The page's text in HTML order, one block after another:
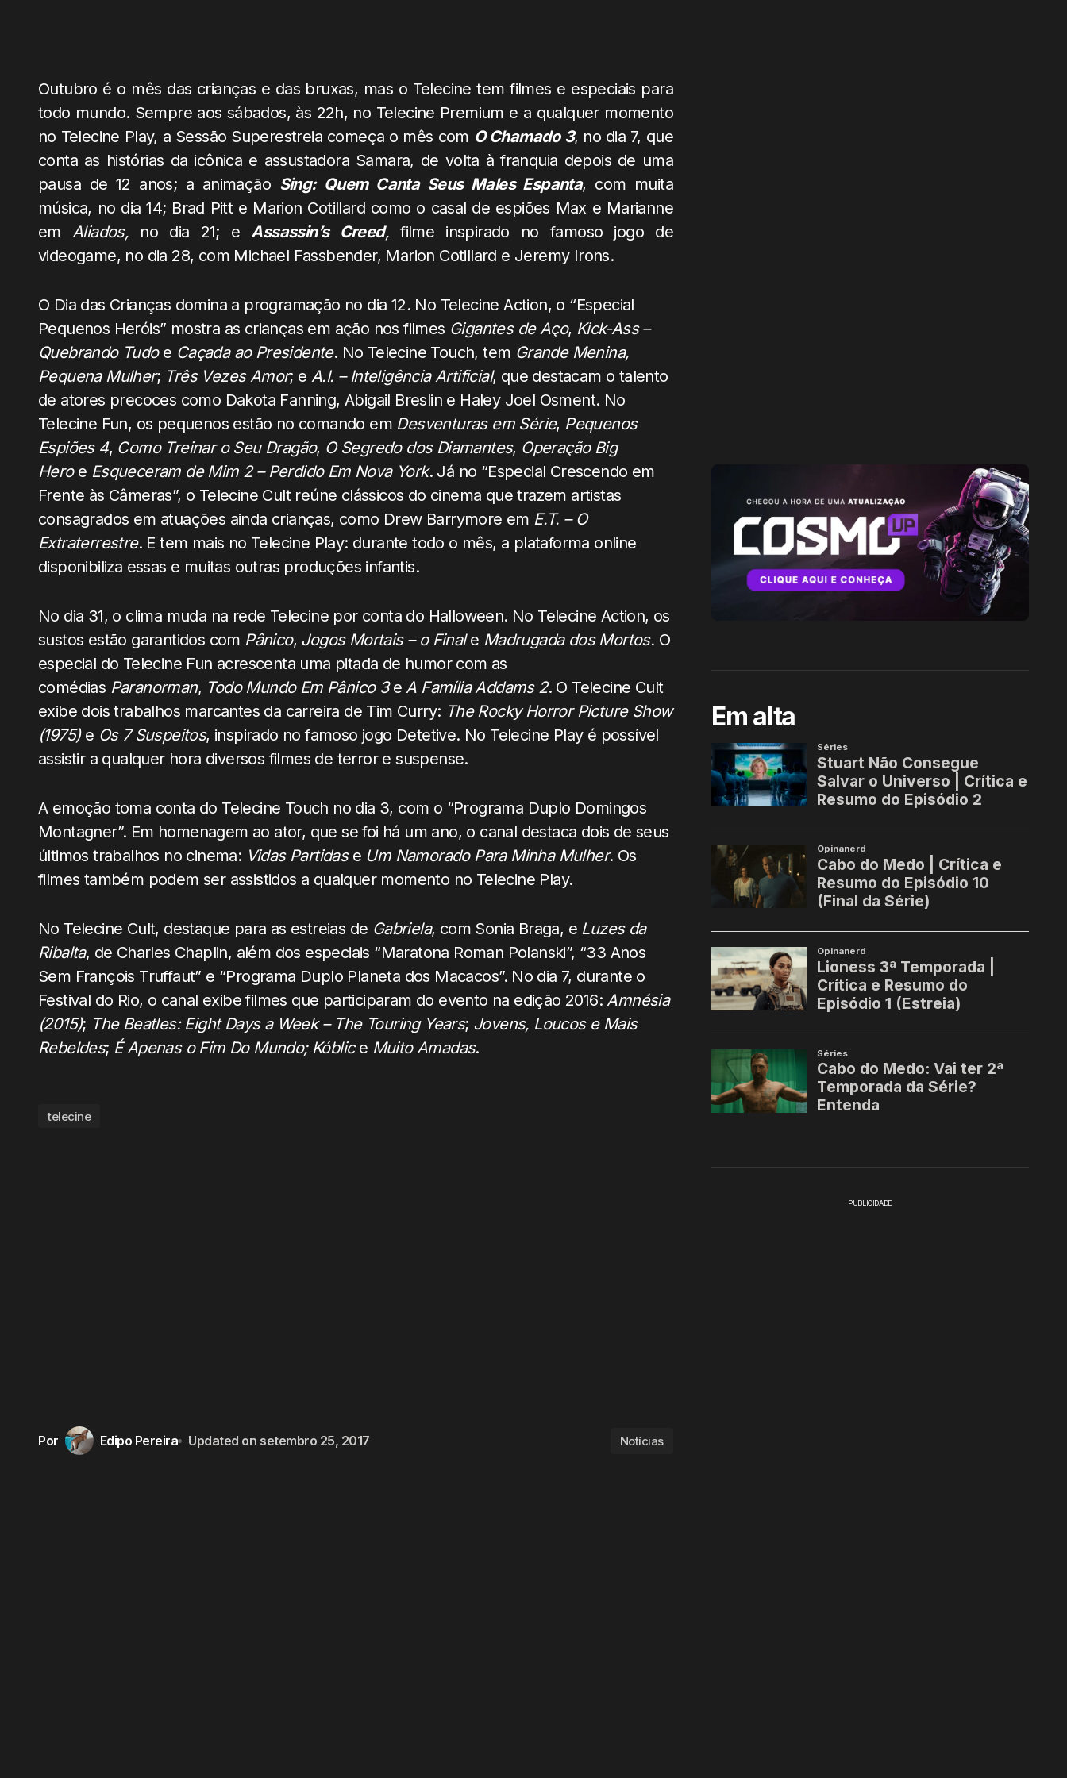
Outubro é o mês das crianças e das bruxas, mas o Telecine tem filmes e especiais para
todo mundo. Sempre aos sábados, às 22h, no Telecine Premium e a qualquer momento
no Telecine Play, a Sessão Superestreia começa o mês com O Chamado 3, no dia 7, que
conta as histórias da icônica e assustadora Samara, de volta à franquia depois de uma
pausa de 12 anos; a animação Sing: Quem Canta Seus Males Espanta, com muita
música, no dia 14; Brad Pitt e Marion Cotillard como o casal de espiões Max e Marianne
em Aliados, no dia 21; eAssassin’s Creed,filme inspirado no famoso jogo de
videogame, no dia 28, com Michael Fassbender, Marion Cotillard e Jeremy Irons.
O Dia das Crianças domina a programação no dia 12. No Telecine Action, o “Especial
Pequenos Heróis” mostra as crianças em ação nos filmes Gigantes de Aço, Kick-Ass –
Quebrando Tudoe Caçada ao Presidente. No Telecine Touch, tem Grande Menina,
Pequena Mulher; Três Vezes Amor; eA.I. – Inteligência Artificial, que destacam o talento
de atores precoces como Dakota Fanning, Abigail Breslin e Haley Joel Osment. No
Telecine Fun, os pequenos estão no comando em Desventuras em Série, Pequenos
Espiões 4, Como Treinar o Seu Dragão, O Segredo dos Diamantes, Operação Big
Heroe Esqueceram de Mim 2 – Perdido Em Nova York. Já no “Especial Crescendo em
Frente às Câmeras”, o Telecine Cult reúne clássicos do cinema que trazem artistas
consagrados em atuações ainda crianças, como Drew Barrymore em E.T. – O
Extraterrestre. E tem mais no Telecine Play: durante todo o mês, a plataforma online
disponibiliza essas e muitas outras produções infantis.
No dia 31, o clima muda na rede Telecine por conta do Halloween. No Telecine Action, os
sustos estão garantidos com Pânico, Jogos Mortais – o Finale Madrugada dos Mortos. O
especial do Telecine Fun acrescenta uma pitada de humor com as
comédias Paranorman, Todo Mundo Em Pânico 3eA Família Addams 2. O Telecine Cult
exibe dois trabalhos marcantes da carreira de Tim Curry: The Rocky Horror Picture Show
(1975) e Os 7 Suspeitos, inspirado no famoso jogo Detetive. No Telecine Play é possível
assistir a qualquer hora diversos filmes de terror e suspense.
A emoção toma conta do Telecine Touch no dia 3, com o “Programa Duplo Domingos
Montagner”. Em homenagem ao ator, que se foi há um ano, o canal destaca dois de seus
últimos trabalhos no cinema: Vidas Partidase Um Namorado Para Minha Mulher. Os
filmes também podem ser assistidos a qualquer momento no Telecine Play.
No Telecine Cult, destaque para as estreias de Gabriela, com Sonia Braga, e Luzes da
Ribalta, de Charles Chaplin, além dos especiais “Maratona Roman Polanski”, “33 Anos
Sem François Truffaut” e “Programa Duplo Planeta dos Macacos”. No dia 7, durante o
Festival do Rio, o canal exibe filmes que participaram do evento na edição 2016:Amnésia
(2015); The Beatles: Eight Days a Week – The Touring Years; Jovens, Loucos e Mais
Rebeldes; É Apenas o Fim Do Mundo; Kóblice Muito Amadas.
telecine
Por Edipo Pereira Updated on setembro 25, 2017 Notícias
Em alta
PUBLICIDADE